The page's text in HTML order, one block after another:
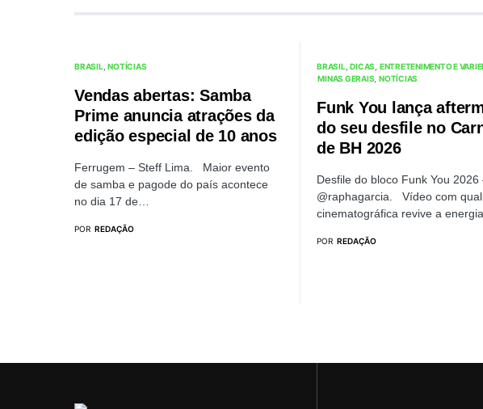
BRASIL NOTÍCIAS
Vendas abertas: Samba
Prime anuncia atrações da
edição especial de 10 anos
Ferrugem – Steff Lima. Maior evento
de samba e pagode do país acontece
no dia 17 de…
POR REDAÇÃO
BRASIL DICAS ENTRETENIMENTO E
MINAS GERAIS NOTÍCIAS
Funk You lança
do seu desfile no
de BH 2026
Desfile do bloco Funk You 2026
@raphagarcia. Vídeo com
cinematográfica revive a
POR REDAÇÃO